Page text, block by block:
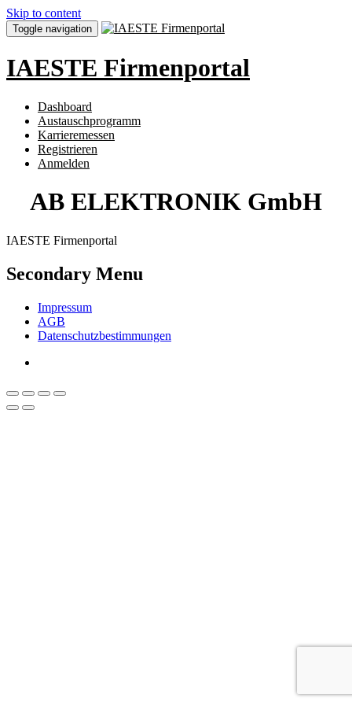
Skip to content
Toggle navigation
IAESTE Firmenportal
Dashboard
Austauschprogramm
Karrieremessen
Registrieren
Anmelden
AB ELEKTRONIK GmbH
IAESTE Firmenportal
Secondary Menu
Impressum
AGB
Datenschutzbestimmungen